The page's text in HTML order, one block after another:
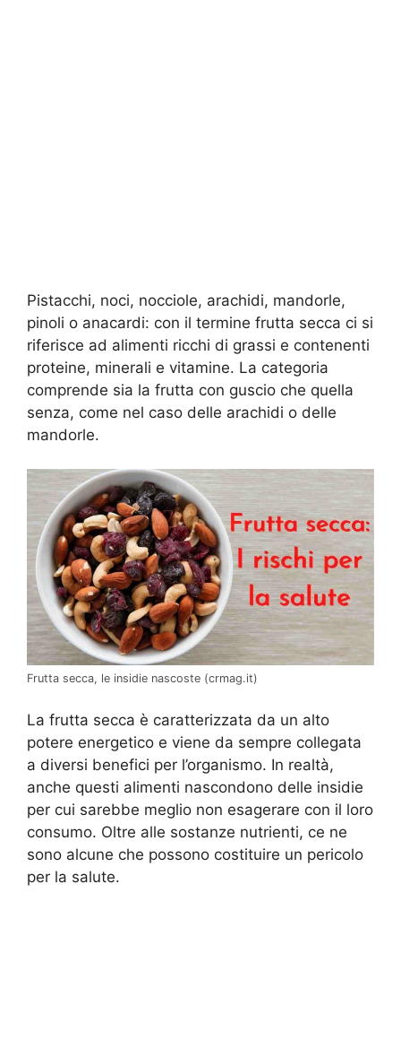
Pistacchi, noci, nocciole, arachidi, mandorle,
pinoli o anacardi: con il termine frutta secca ci si
riferisce ad alimenti ricchi di grassi e contenenti
proteine, minerali e vitamine. La categoria
comprende sia la frutta con guscio che quella
senza, come nel caso delle arachidi o delle
mandorle.
Frutta secca, le insidie nascoste (crmag.it)
La frutta secca è caratterizzata da un alto
potere energetico e viene da sempre collegata
a diversi benefici per l’organismo. In realtà,
anche questi alimenti nascondono delle insidie
per cui sarebbe meglio non esagerare con il loro
consumo. Oltre alle sostanze nutrienti, ce ne
sono alcune che possono costituire un pericolo
per la salute.